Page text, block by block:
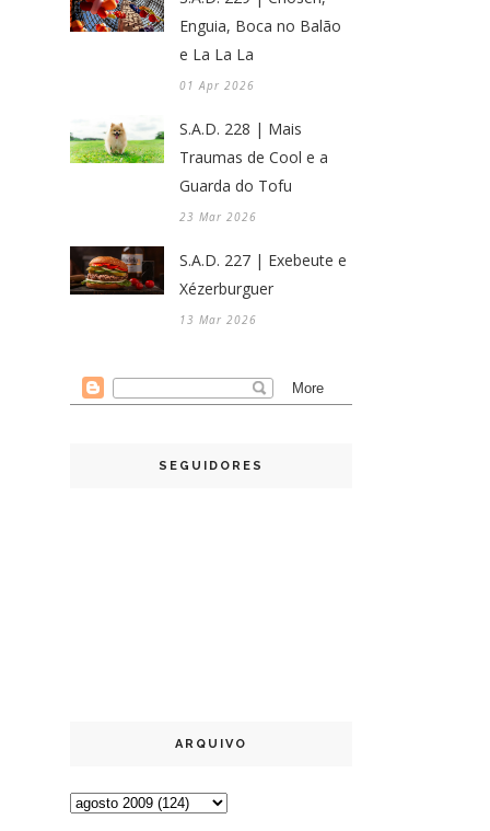
Enguia, Boca no Balão
e La La La
01 Apr 2026
S.A.D. 228 | Mais
Traumas de Cool e a
Guarda do Tofu
23 Mar 2026
S.A.D. 227 | Exebeute e
Xézerburguer
13 Mar 2026
SEGUIDORES
ARQUIVO